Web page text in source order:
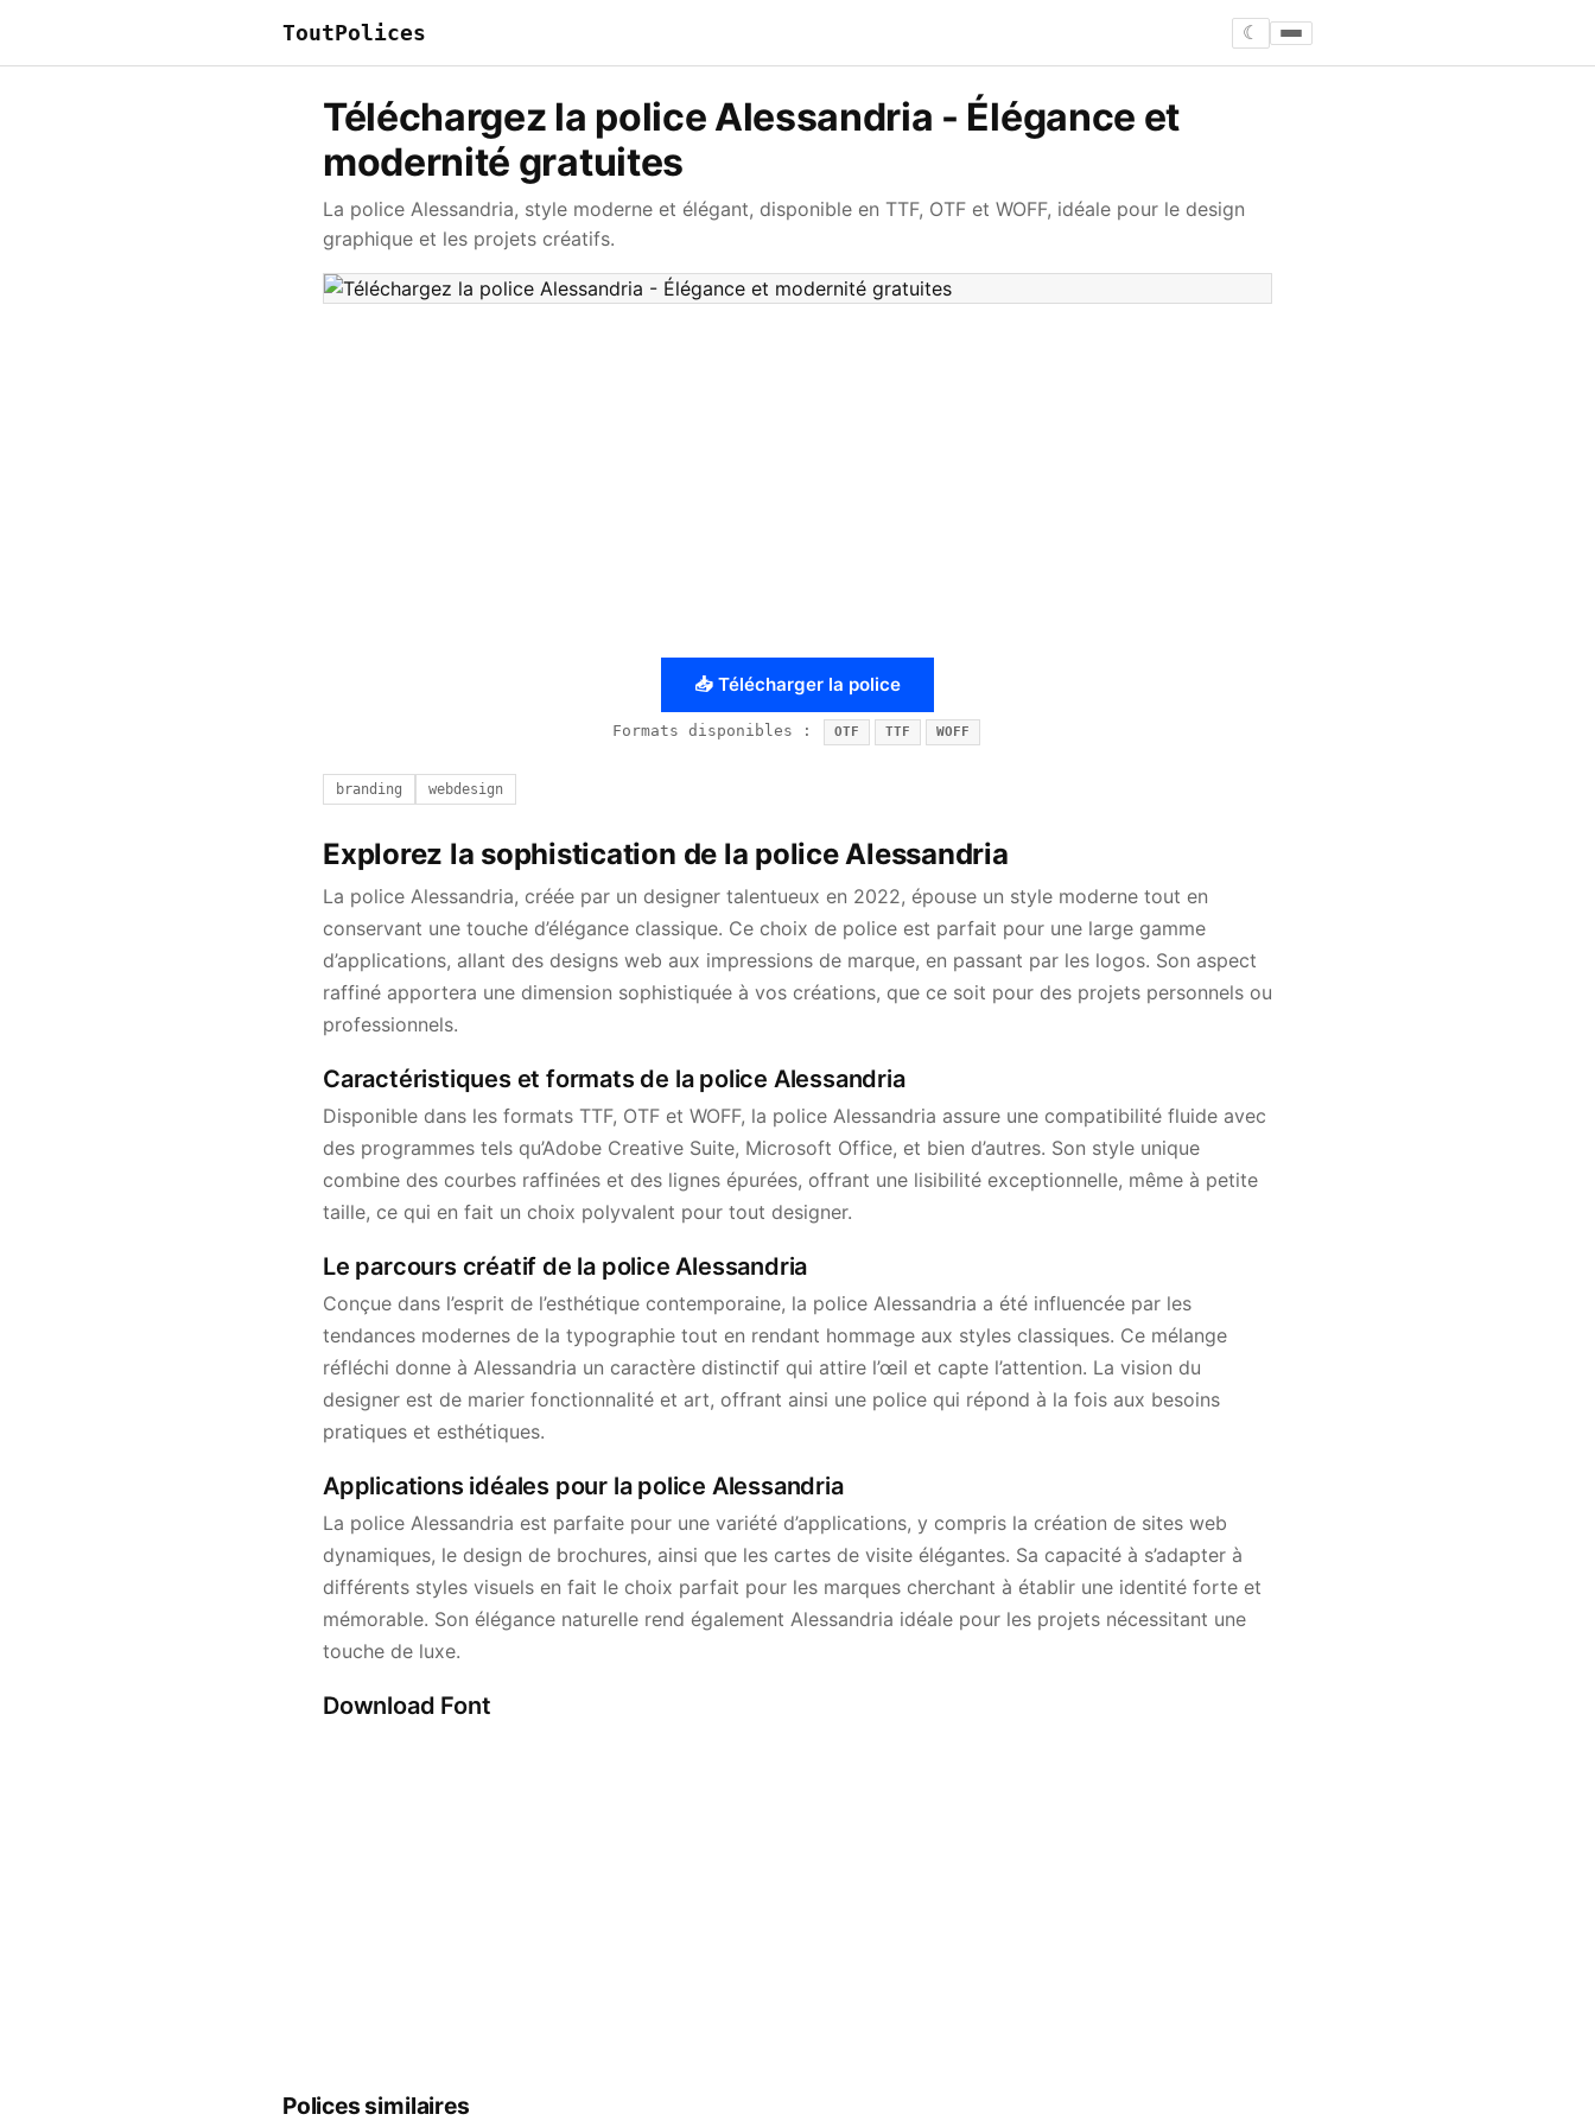
ToutPolices ☾
Téléchargez la police Alessandria - Élégance et
modernité gratuites
La police Alessandria, style moderne et élégant, disponible en TTF, OTF et WOFF, idéale pour le design
graphique et les projets créatifs.
📥 Télécharger la police
Formats disponibles : OTF TTF WOFF
branding webdesign
Explorez la sophistication de la police Alessandria
La police Alessandria, créée par un designer talentueux en 2022, épouse un style moderne tout en
conservant une touche d’élégance classique. Ce choix de police est parfait pour une large gamme
d’applications, allant des designs web aux impressions de marque, en passant par les logos. Son aspect
raffiné apportera une dimension sophistiquée à vos créations, que ce soit pour des projets personnels ou
professionnels.
Caractéristiques et formats de la police Alessandria
Disponible dans les formats TTF, OTF et WOFF, la police Alessandria assure une compatibilité fluide avec
des programmes tels qu’Adobe Creative Suite, Microsoft Office, et bien d’autres. Son style unique
combine des courbes raffinées et des lignes épurées, offrant une lisibilité exceptionnelle, même à petite
taille, ce qui en fait un choix polyvalent pour tout designer.
Le parcours créatif de la police Alessandria
Conçue dans l’esprit de l’esthétique contemporaine, la police Alessandria a été influencée par les
tendances modernes de la typographie tout en rendant hommage aux styles classiques. Ce mélange
réfléchi donne à Alessandria un caractère distinctif qui attire l’œil et capte l’attention. La vision du
designer est de marier fonctionnalité et art, offrant ainsi une police qui répond à la fois aux besoins
pratiques et esthétiques.
Applications idéales pour la police Alessandria
La police Alessandria est parfaite pour une variété d’applications, y compris la création de sites web
dynamiques, le design de brochures, ainsi que les cartes de visite élégantes. Sa capacité à s’adapter à
différents styles visuels en fait le choix parfait pour les marques cherchant à établir une identité forte et
mémorable. Son élégance naturelle rend également Alessandria idéale pour les projets nécessitant une
touche de luxe.
Download Font
Polices similaires